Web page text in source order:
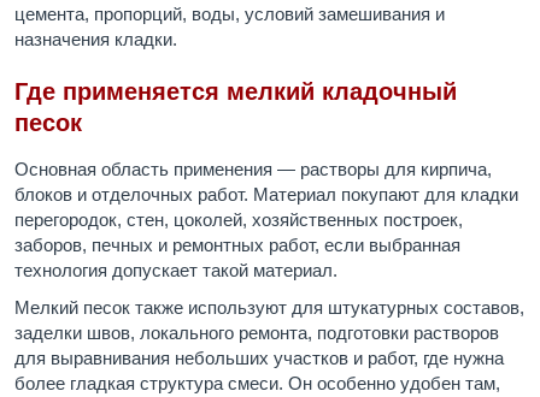
цемента, пропорций, воды, условий замешивания и
назначения кладки.
Где применяется мелкий кладочный
песок
Основная область применения — растворы для кирпича,
блоков и отделочных работ. Материал покупают для кладки
перегородок, стен, цоколей, хозяйственных построек,
заборов, печных и ремонтных работ, если выбранная
технология допускает такой материал.
Мелкий песок также используют для штукатурных составов,
заделки швов, локального ремонта, подготовки растворов
для выравнивания небольших участков и работ, где нужна
более гладкая структура смеси. Он особенно удобен там,